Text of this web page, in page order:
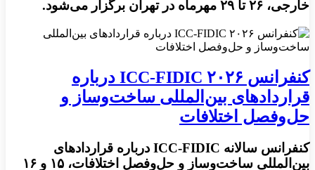
خارجی، ۲۶ تا ۲۹ مهرماه در تهران برگزار می‌شود.
کنفرانس ۲۰۲۶ ICC-FIDIC درباره
قراردادهای بین‌المللی ساخت‌وساز و
حل‌وفصل اختلافات
کنفرانس سالانه ICC-FIDIC درباره قراردادهای
بین‌المللی ساخت‌وساز و حل‌وفصل اختلافات، ۱۵ و ۱۶